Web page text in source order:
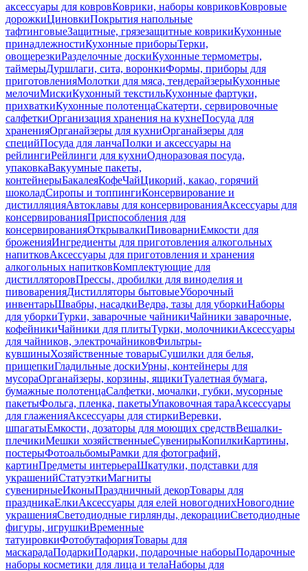
аксессуары для ковровКоврики, наборы ковриковКовровые
дорожкиЦиновкиПокрытия напольные
тафтинговыеЗащитные, грязезащитные коврикиКухонные
принадлежностиКухонные приборыТерки,
овощерезкиРазделочные доскиКухонные термометры,
таймерыДуршлаги, сита, воронкиФормы, приборы для
приготовленияМолотки для мяса, тендерайзерыКухонные
мелочиМискиКухонный текстильКухонные фартуки,
прихваткиКухонные полотенцаСкатерти, сервировочные
салфеткиОрганизация хранения на кухнеПосуда для
храненияОрганайзеры для кухниОрганайзеры для
специйПосуда для ланчаПолки и аксессуары на
рейлингиРейлинги для кухниОдноразовая посуда,
упаковкаВакуумные пакеты,
контейнерыБакалеяКофеЧайЦикорий, какао, горячий
шоколадСиропы и топпингиКонсервирование и
дистилляцияАвтоклавы для консервированияАксессуары для
консервированияПриспособления для
консервированияОткрывалкиПивоварниЕмкости для
броженияИнгредиенты для приготовления алкогольных
напитковАксессуары для приготовления и хранения
алкогольных напитковКомплектующие для
дистилляторовПрессы, дробилки для виноделия и
пивоваренияДистилляторы бытовыеУборочный
инвентарьШвабры, насадкиВедра, тазы для уборкиНаборы
для уборкиТурки, заварочные чайникиЧайники заварочные,
кофейникиЧайники для плитыТурки, молочникиАксессуары
для чайников, электрочайниковФильтры-
кувшиныХозяйственные товарыСушилки для белья,
прищепкиГладильные доскиУрны, контейнеры для
мусораОрганайзеры, корзины, ящикиТуалетная бумага,
бумажные полотенцаСалфетки, мочалки, губки, мусорные
пакетыФольга, пленка, пакетыУпаковочная тараАксессуары
для глаженияАксессуары для стиркиВеревки,
шпагатыЕмкости, дозаторы для моющих средствВешалки-
плечикиМешки хозяйственныеСувенирыКопилкиКартины,
постерыФотоальбомыРамки для фотографий,
картинПредметы интерьераШкатулки, подставки для
украшенийСтатуэткиМагниты
сувенирныеИконыПраздничный декорТовары для
праздникаЕлкиАксессуары для елей новогоднихНовогодние
украшенияСветодиодные гирлянды, декорацииСветодиодные
фигуры, игрушкиВременные
татуировкиФотобутафорияТовары для
маскарадаПодаркиПодарки, подарочные наборыПодарочные
наборы косметики для лица и телаНаборы для